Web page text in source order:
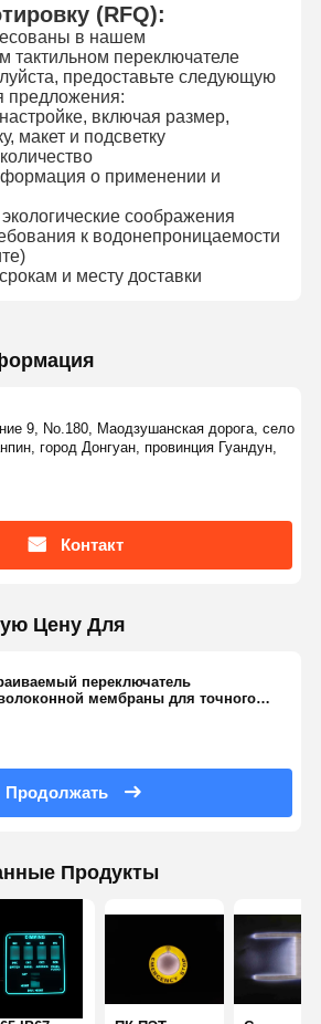
(RFQ):
в нашем
тактильном переключателе
предоставьте следующую
предложения:
включая размер,
макет и подсветку
о применении и
соображения
к водонепроницаемости
и месту доставки
9, No.180, Маодзушанская дорога, село
город Донгуан, провинция Гуандун,
Контакт
Цену Для
переключатель
мембраны для точного
Продолжать
Продукты